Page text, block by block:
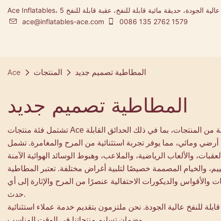
Ace Inflatables، شركة تصنيع المطاطية ومصممة مدينة ملاهي قابلة للنفخ عالية الجودة، حديقة مائية قابلة للنفخ، عقبة قابلة للنفخ 5K
ace@inflatables-ace.com
0086 135 2762 1579
Ace المنتجات المطاطية تصميم جديد
المطاطية تصميم جديد
تشتمل فئة منتجات Ace المطاطية على مجموعة واسعة من المنتجات القابلة للنفخ التي تلبي الاحتياجات والتفضيلات المتنوعة لعملائنا. نحن متخصصون في مجموعة من المنتجات، بما في ذلك الحدائق القابلة
أرضي ومائي، مما يوفر تجربة استثنائية من المرح والمغامرة. تشمل
والخيام المصممة خصيصًا لتلبية أغراض مختلفة. تعتبر المطاطية
والأقواس والديكورات الاحتفالية عنصرًا من المرح والإثارة إلى أي
حدث.
للنفخ عالية الجودة. نحن ملتزمون بتقديم خدمة عملاء استثنائية